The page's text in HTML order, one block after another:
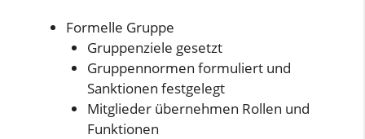
Formelle Gruppe
Gruppenziele gesetzt
Gruppennormen formuliert und
Sanktionen festgelegt
Mitglieder übernehmen Rollen und
Funktionen